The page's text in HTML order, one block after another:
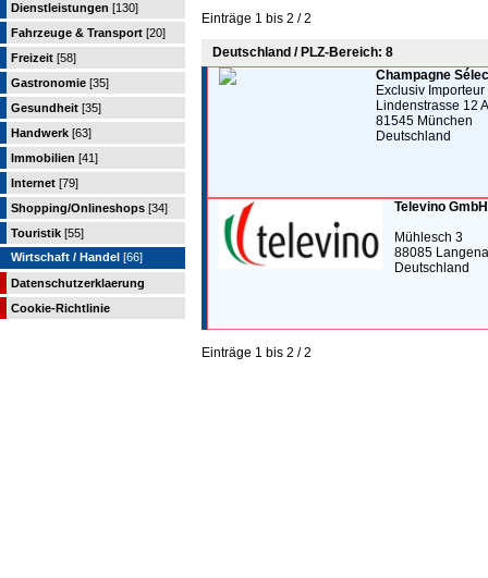
Dienstleistungen [130]
Fahrzeuge & Transport [20]
Freizeit [58]
Gastronomie [35]
Gesundheit [35]
Handwerk [63]
Immobilien [41]
Internet [79]
Shopping/Onlineshops [34]
Touristik [55]
Wirtschaft / Handel [66]
Datenschutzerklaerung
Cookie-Richtlinie
Einträge 1 bis 2 / 2
Deutschland / PLZ-Bereich: 8
Champagne
Exclusiv Importeur
Lindenstrasse 12 A
81545 München
Deutschland
Televino GmbH
Mühlesch 3
88085
Deutschland
Einträge 1 bis 2 / 2